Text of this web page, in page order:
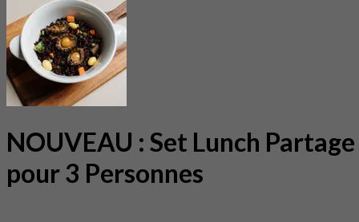
NOUVEAU : Set Lunch Partage
pour 3 Personnes